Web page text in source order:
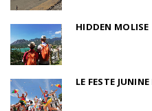
HIDDEN MOLISE
LE FESTE